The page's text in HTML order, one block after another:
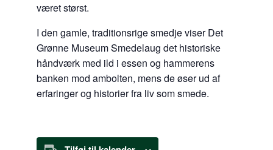
været størst.
I den gamle, traditionsrige smedje viser Det
Grønne Museum Smedelaug det historiske
håndværk med ild i essen og hammerens
banken mod ambolten, mens de øser ud af
erfaringer og historier fra liv som smede.